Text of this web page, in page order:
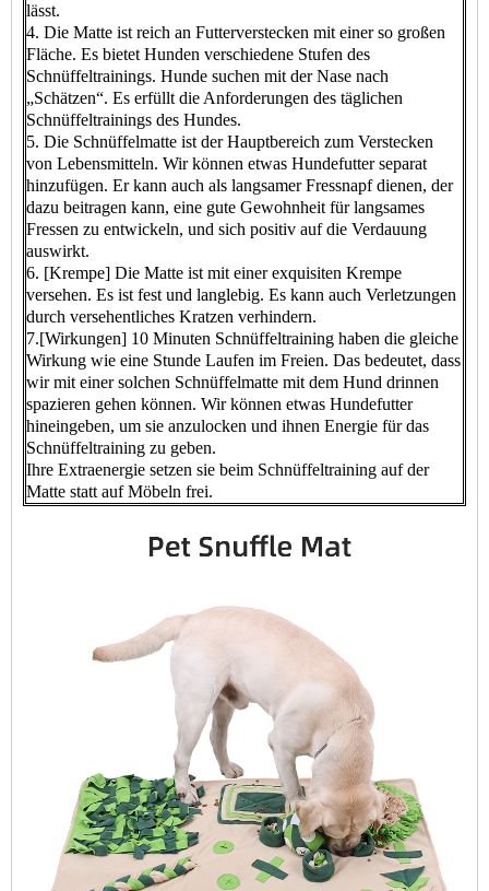
lässt.
4. Die Matte ist reich an Futterverstecken mit einer so großen
Fläche. Es bietet Hunden verschiedene Stufen des
Schnüffeltrainings. Hunde suchen mit der Nase nach
„Schätzen“. Es erfüllt die Anforderungen des täglichen
Schnüffeltrainings des Hundes.
5. Die Schnüffelmatte ist der Hauptbereich zum Verstecken
von Lebensmitteln. Wir können etwas Hundefutter separat
hinzufügen. Er kann auch als langsamer Fressnapf dienen, der
dazu beitragen kann, eine gute Gewohnheit für langsames
Fressen zu entwickeln, und sich positiv auf die Verdauung
auswirkt.
6. [Krempe] Die Matte ist mit einer exquisiten Krempe
versehen. Es ist fest und langlebig. Es kann auch Verletzungen
durch versehentliches Kratzen verhindern.
7.[Wirkungen] 10 Minuten Schnüffeltraining haben die gleiche
Wirkung wie eine Stunde Laufen im Freien. Das bedeutet, dass
wir mit einer solchen Schnüffelmatte mit dem Hund drinnen
spazieren gehen können. Wir können etwas Hundefutter
hineingeben, um sie anzulocken und ihnen Energie für das
Schnüffeltraining zu geben.
Ihre Extraenergie setzen sie beim Schnüffeltraining auf der
Matte statt auf Möbeln frei.